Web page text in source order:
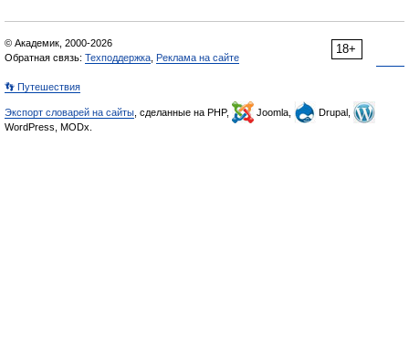
18+
© Академик, 2000-2026
Обратная связь: Техподдержка Реклама на сайте
👣 Путешествия
Экспорт словарей на сайты , сделанные на PHP, Joomla,
Drupal,
WordPress, MODx.